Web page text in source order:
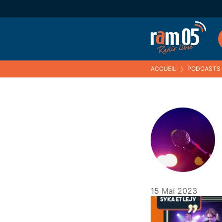
ACCUEIL ❯ PODCASTS
15 Mai 2023